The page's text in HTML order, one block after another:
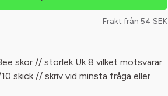
Frakt från 54 SEK
skor // storlek Uk 8 vilket motsvarar
skick // skriv vid minsta fråga eller